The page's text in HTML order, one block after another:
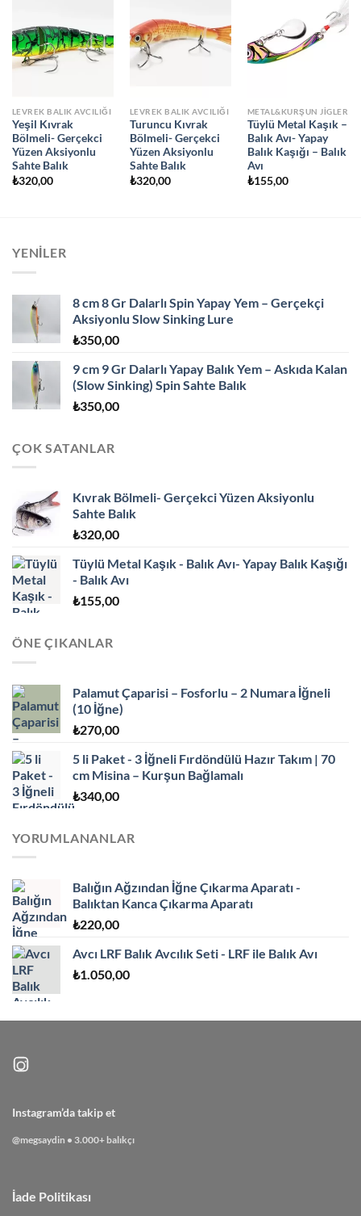
LEVREK BALIK AVCILIĞI
Yeşil Kıvrak
Bölmeli- Gerçekci
Yüzen Aksiyonlu
Sahte Balık
₺320,00
LEVREK BALIK AVCILIĞI
Turuncu Kıvrak
Bölmeli- Gerçekci
Yüzen Aksiyonlu
Sahte Balık
₺320,00
METAL&KURŞUN JIGLER
Tüylü Metal Kaşık –
Balık Avı- Yapay
Balık Kaşığı – Balık
Avı
₺155,00
YENILER
8 cm 8 Gr Dalarlı Spin Yapay Yem – Gerçekçi
Aksiyonlu Slow Sinking Lure
₺350,00
9 cm 9 Gr Dalarlı Yapay Balık Yem – Askıda Kalan
(Slow Sinking) Spin Sahte Balık
₺350,00
ÇOK SATANLAR
Kıvrak Bölmeli- Gerçekci Yüzen Aksiyonlu
Sahte Balık
₺320,00
Tüylü Metal Kaşık - Balık Avı- Yapay Balık Kaşığı
- Balık Avı
₺155,00
ÖNE ÇIKANLAR
Palamut Çaparisi – Fosforlu – 2 Numara İğneli
(10 İğne)
₺270,00
5 li Paket - 3 İğneli Fırdöndülü Hazır Takım | 70
cm Misina – Kurşun Bağlamalı
₺340,00
YORUMLANANLAR
Balığın Ağzından İğne Çıkarma Aparatı -
Balıktan Kanca Çıkarma Aparatı
₺220,00
Avcı LRF Balık Avcılık Seti - LRF ile Balık Avı
₺1.050,00
Instagram’da takip et
@megsaydin • 3.000+ balıkçı
İade Politikası